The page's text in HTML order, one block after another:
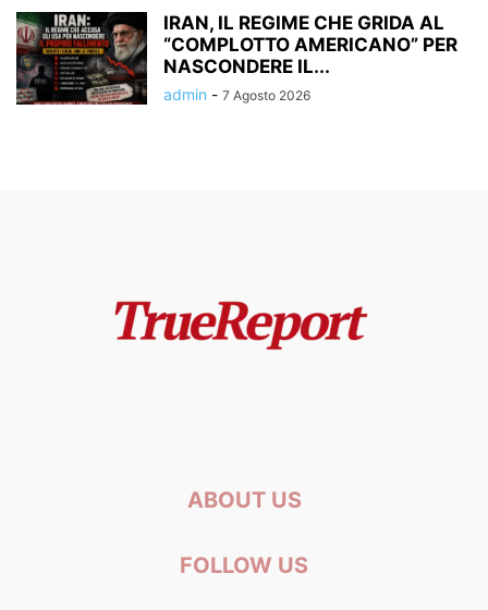
IRAN, IL REGIME CHE GRIDA AL
“COMPLOTTO AMERICANO” PER
NASCONDERE IL...
admin - 7 Agosto 2026
ABOUT US
FOLLOW US